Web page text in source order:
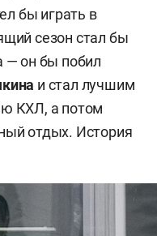
бы играть в
сезон стал бы
— он бы побил
и стал лучшим
КХЛ, а потом
отдых. История